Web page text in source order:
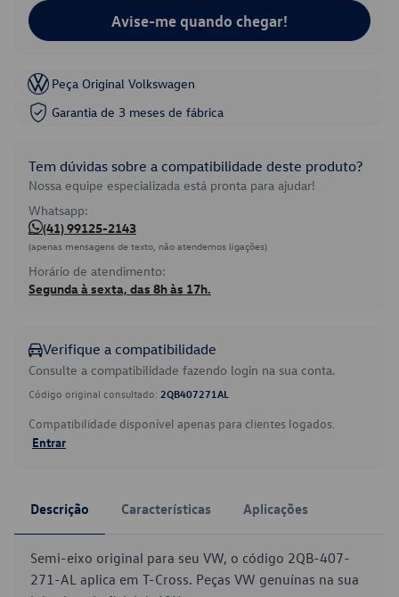
Avise-me quando chegar!
Peça Original Volkswagen
Garantia de 3 meses de fábrica
Tem dúvidas sobre a compatibilidade deste produto?
Nossa equipe especializada está pronta para ajudar!
Whatsapp:
(41) 99125-2143
(apenas mensagens de texto, não atendemos ligações)
Horário de atendimento:
Segunda à sexta, das 8h às 17h.
Verifique a compatibilidade
Consulte a compatibilidade fazendo login na sua conta.
Código original consultado: 2QB407271AL
Compatibilidade disponível apenas para clientes logados.
Entrar
Descrição Características Aplicações
Semi-eixo original para seu VW, o código 2QB-407-
271-AL aplica em T-Cross. Peças VW genuínas na sua